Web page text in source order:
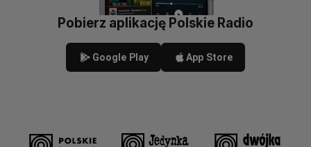
Pobierz aplikację Polskie Radio
Google Play App Store